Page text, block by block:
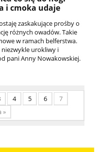
i cmoka udaje
zaskakujące prośby o
różnych owadów. Takie
w ramach belferstwa.
niezwykle urokliwy i
pani Anny Nowakowskiej.
4 5 6
7
»